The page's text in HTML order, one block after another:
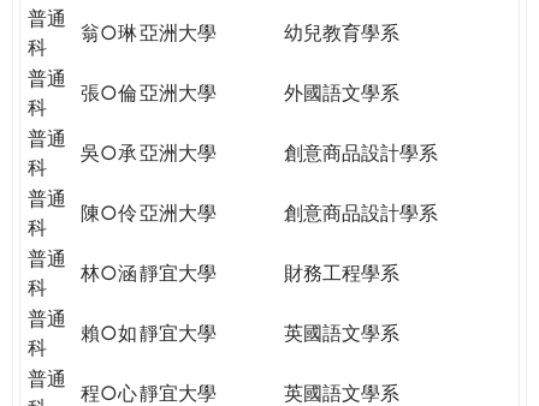
普通
科
翁○琳亞洲大學
幼兒教育學系
普通
科
張○倫亞洲大學
外國語文學系
普通
科
吳○承亞洲大學
創意商品設計學系
普通
科
陳○伶亞洲大學
創意商品設計學系
普通
科
林○涵靜宜大學
財務工程學系
普通
科
賴○如靜宜大學
英國語文學系
普通
程○心靜宜大學
英國語文學系